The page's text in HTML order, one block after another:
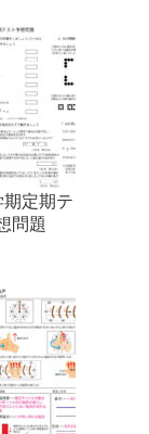
定期テ
問題